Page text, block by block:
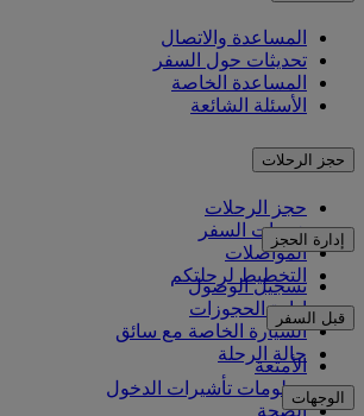
المساعدة والاتصال
تحديثات حول السفر
المساعدة الخاصة
الأسئلة الشائعة
حجز الرحلات
حجز الرحلات
خدمات السفر
المواصلات
التخطيط لرحلتكم
إدارة الحجز
تسجيل الوصول
إدارة الحجوزات
السيارة الخاصة مع سائق
حالة الرحلة
قبل السفر
الأمتعة
معلومات تأشيرات الدخول
الصحة
الوجهات